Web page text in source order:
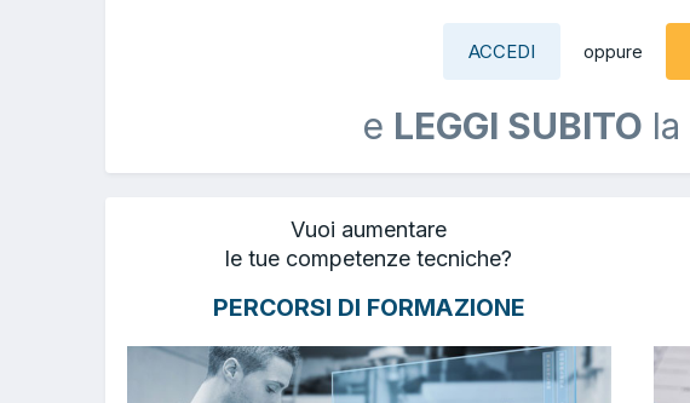
ACCEDI oppure
e LEGGI SUBITO la
Vuoi aumentare
le tue competenze tecniche?
PERCORSI DI FORMAZIONE